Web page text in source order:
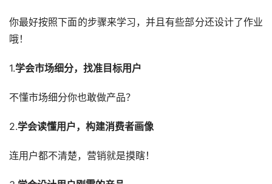
你最好按照下面的步骤来学习，并且有些部分还设计了作业
哦！
1.学会市场细分，找准目标用户
不懂市场细分你也敢做产品？
2.学会读懂用户，构建消费者画像
连用户都不清楚，营销就是摸瞎！